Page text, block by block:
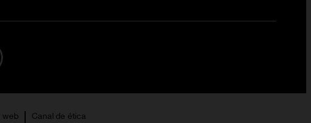
web Canal de ética